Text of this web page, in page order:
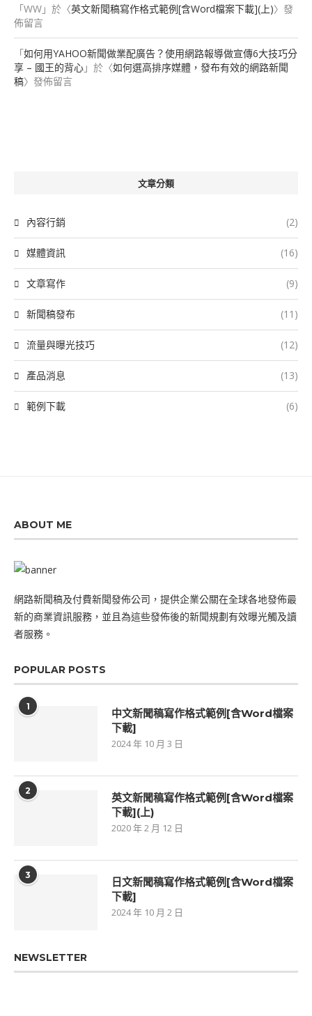
「WW 」於〈英文新聞稿寫作格式範例[含Word檔案下載](上)〉發
佈留言
「如何用YAHOO新聞做業配廣告？使用網路報導做宣傳6大技巧分
享 – 國王的背心 」於〈如何選高排序媒體，發布有效的網路新聞
稿〉發佈留言
文章分類
內容行銷 (2)
媒體資訊 (16)
文章寫作 (9)
新聞稿發布 (11)
流量與曝光技巧 (12)
產品消息 (13)
範例下載 (6)
ABOUT ME
網路新聞稿及付費新聞發佈公司，提供企業公關在全球各地發佈最
新的商業資訊服務，並且為這些發佈後的新聞規劃有效曝光觸及讀
者服務。
POPULAR POSTS
1
中文新聞稿寫作格式範例[含Word檔案
下載]
2024 年 10 月 3 日
2
英文新聞稿寫作格式範例[含Word檔案
下載](上)
2020 年 2 月 12 日
3
日文新聞稿寫作格式範例[含Word檔案
下載]
2024 年 10 月 2 日
NEWSLETTER